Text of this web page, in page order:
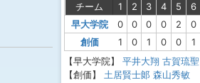
チーム 1 2 3 4 5 6
早大学院
0 0 0 0 2 0
創価
1 0 1 0 0 1
【早大学院】
平井大翔 古賀琉聖
【創価】
土居賢士郞 森山秀敏